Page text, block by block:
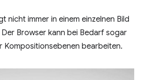
nicht immer in einem einzelnen Bild
Browser kann bei Bedarf sogar
Kompositionsebenen bearbeiten.